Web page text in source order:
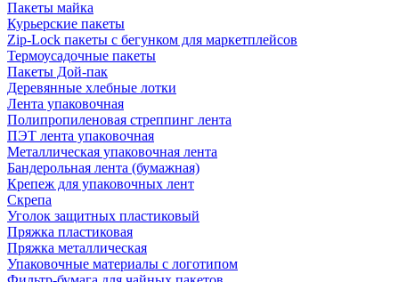
Пакеты майка
Курьерские пакеты
Zip-Lock пакеты с бегунком для маркетплейсов
Термоусадочные пакеты
Пакеты Дой-пак
Деревянные хлебные лотки
Лента упаковочная
Полипропиленовая стреппинг лента
ПЭТ лента упаковочная
Металлическая упаковочная лента
Бандерольная лента (бумажная)
Крепеж для упаковочных лент
Скрепа
Уголок защитных пластиковый
Пряжка пластиковая
Пряжка металлическая
Упаковочные материалы с логотипом